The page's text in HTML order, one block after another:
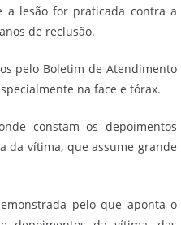
a lesão for praticada contra a
de reclusão.
pelo Boletim de Atendimento
na face e tórax.
constam os depoimentos
da vítima, que assume grande
pelo que aponta o